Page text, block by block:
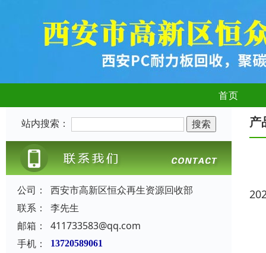
首页
站内搜索：
公司：
西安市高新区恒众再生资源回收部
联系：
李先生
邮箱：
411733583@qq.com
手机：
13720589061
产